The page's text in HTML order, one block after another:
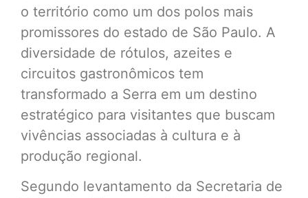
o território como um dos polos mais
promissores do estado de São Paulo. A
diversidade de rótulos, azeites e
circuitos gastronômicos tem
transformado a Serra em um destino
estratégico para visitantes que buscam
vivências associadas à cultura e à
produção regional.
Segundo levantamento da Secretaria de